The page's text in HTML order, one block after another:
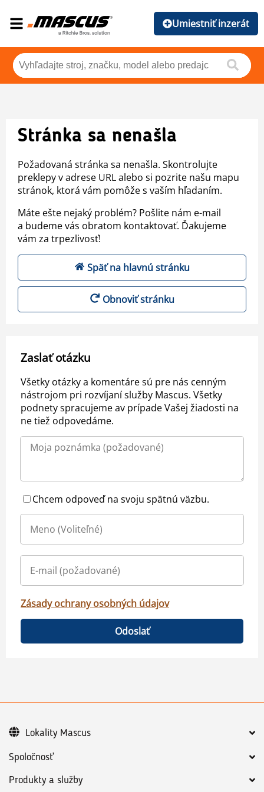
Umiestniť inzerát
Stránka sa nenašla
Požadovaná stránka sa nenašla. Skontrolujte
preklepy v adrese URL alebo si pozrite našu mapu
stránok, ktorá vám pomôže s vaším hľadaním.
Máte ešte nejaký problém? Pošlite nám e-mail
a budeme vás obratom kontaktovať. Ďakujeme
vám za trpezlivosť!
Späť na hlavnú stránku
Obnoviť stránku
Zaslať otázku
Všetky otázky a komentáre sú pre nás cenným
nástrojom pri rozvíjaní služby Mascus. Všetky
podnety spracujeme av prípade Vašej žiadosti na
ne tiež odpovedáme.
Chcem odpoveď na svoju spätnú väzbu.
Zásady ochrany osobných údajov
Odoslať
Spoločnosť
Produkty a služby
Lokality Mascus